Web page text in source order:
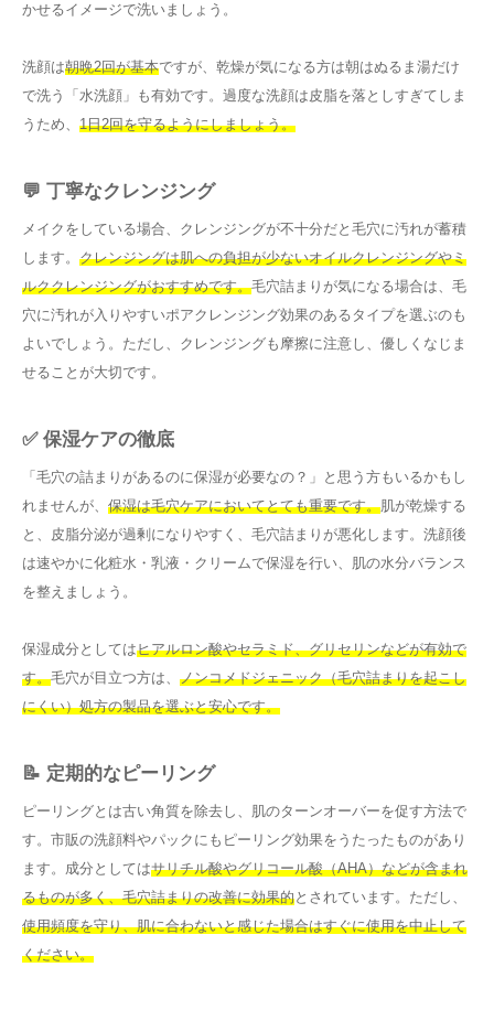
かせるイメージで洗いましょう。
洗顔は朝晩2回が基本ですが、乾燥が気になる方は朝はぬるま湯だけ
で洗う「水洗顔」も有効です。過度な洗顔は皮脂を落としすぎてしま
うため、 1日2回を守るようにしましょう。
💬 丁寧なクレンジング
メイクをしている場合、クレンジングが不十分だと毛穴に汚れが蓄積
します。 クレンジングは肌への負担が少ないオイルクレンジングやミ
ルククレンジングがおすすめです。毛穴詰まりが気になる場合は、毛
穴に汚れが入りやすいポアクレンジング効果のあるタイプを選ぶのも
よいでしょう。ただし、クレンジングも摩擦に注意し、優しくなじま
せることが大切です。
✅ 保湿ケアの徹底
「毛穴の詰まりがあるのに保湿が必要なの？」と思う方もいるかもし
れませんが、 保湿は毛穴ケアにおいてとても重要です。肌が乾燥する
と、皮脂分泌が過剰になりやすく、毛穴詰まりが悪化します。洗顔後
は速やかに化粧水・乳液・クリームで保湿を行い、肌の水分バランス
を整えましょう。
保湿成分としてはヒアルロン酸やセラミド、グリセリンなどが有効で
す。毛穴が目立つ方は、 ノンコメドジェニック（毛穴詰まりを起こし
にくい）処方の製品を選ぶと安心です。
📝 定期的なピーリング
ピーリングとは古い角質を除去し、肌のターンオーバーを促す方法で
す。市販の洗顔料やパックにもピーリング効果をうたったものがあり
ます。成分としてはサリチル酸やグリコール酸（AHA）などが含まれ
るものが多く、毛穴詰まりの改善に効果的とされています。ただし、
使用頻度を守り、肌に合わないと感じた場合はすぐに使用を中止して
ください。